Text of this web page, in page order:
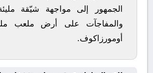
الجمهور إلى مواجهة شيّقة
والمفاجآت على أرض ملعب
أومورزاكوف.